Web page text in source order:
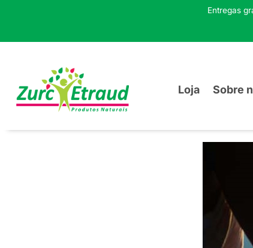
Entregas
Loja Sobre